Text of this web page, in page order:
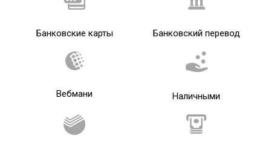
Банковские карты Банковский перевод
Вебмани Наличными